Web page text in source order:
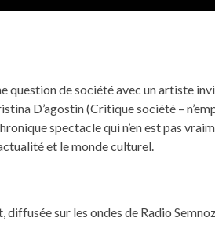
question de société avec un artiste
D’agostin (Critique société –
spectacle qui n’en est pas
et le monde culturel.
sur les ondes de Radio